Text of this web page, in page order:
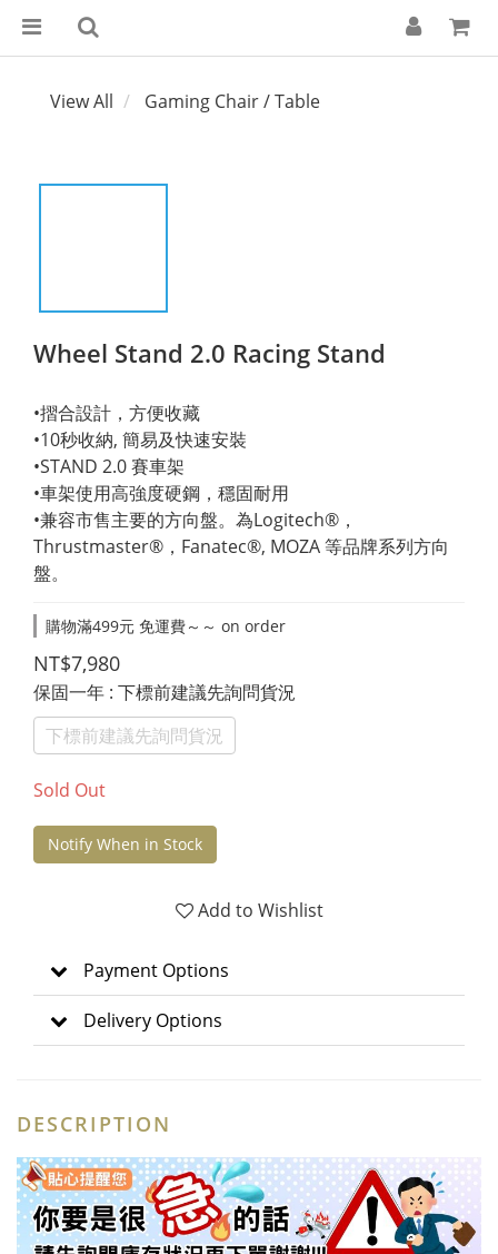
View All Gaming Chair / Table
Wheel Stand 2.0 Racing Stand
•摺合設計，方便收藏
•10秒收納, 簡易及快速安裝
•STAND 2.0 賽車架
•車架使用高強度硬鋼，穩固耐用
•兼容市售主要的方向盤。為Logitech®，
Thrustmaster®，Fanatec®, MOZA 等品牌系列方向
盤。
購物滿499元 免運費～～ on order
NT$7,980
保固一年 : 下標前建議先詢問貨況
下標前建議先詢問貨況
Sold Out
Notify When in Stock
Add to Wishlist
Payment Options
Delivery Options
DESCRIPTION